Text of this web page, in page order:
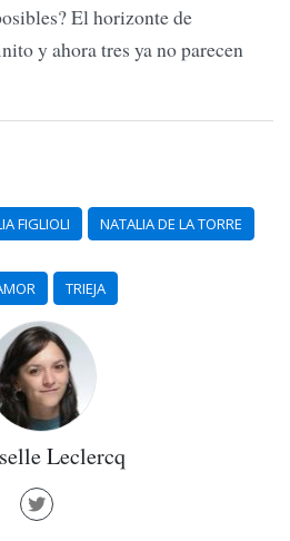
El horizonte de
y ahora tres ya no parecen
FIGLIOLI NATALIA DE LA TORRE
TRIEJA
Leclercq